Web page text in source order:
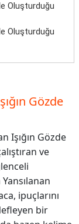
Oluşturduğu
Oluşturduğu
Gözde
Işığın Gözde
ve
ipuçlarını
bir